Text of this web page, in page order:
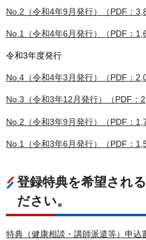
No.2（令和4年9月発行）（PDF：
No.1（令和4年6月発行）（PDF：
令和3年度発行
No.4（令和4年3月発行）（PDF：
No.3（令和3年12月発行）（PDF：
No.2（令和3年9月発行）（PDF：
No.1（令和3年6月発行）（PDF：
登録特典を希望され
ださい。
特典（健康相談・講師派遣等）申込